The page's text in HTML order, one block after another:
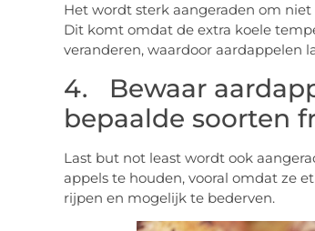
Het wordt sterk aangeraden om
Dit komt omdat de extra koele
veranderen, waardoor aardappelen
4. Bewaar
bepaalde soorten
Last but not least wordt ook
appels te houden, vooral omdat ze
rijpen en mogelijk te bederven.